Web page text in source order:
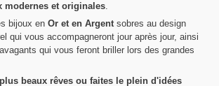
modernes et originales.
bijoux en Or et en Argentsobres au design
qui vous accompagneront jour après jour, ainsi
qui vous feront briller lors des grandes
beaux rêves ou faites le plein d'idées